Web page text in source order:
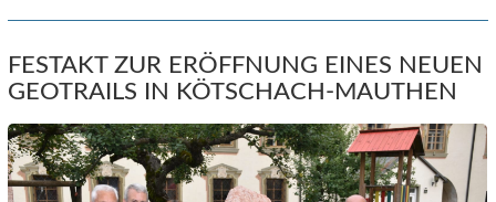
FESTAKT ZUR ERÖFFNUNG EINES NEUEN
GEOTRAILS IN KÖTSCHACH-MAUTHEN